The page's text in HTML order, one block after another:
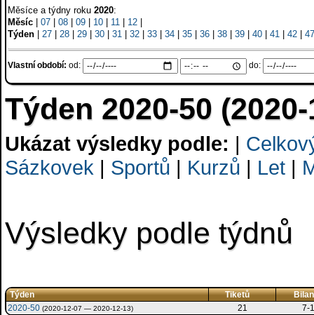
Měsíce a týdny roku 2020:
Měsíc
07 08 09 10 11 12
Týden
27 28 29 30 31 32 33 34 35 36 38 39 40 41 42 47
Vlastní období: od: do:
Týden 2020-50
Ukázat výsledky podle: |
Sázkovek | Sportů | Kurzů | Let |
Výsledky podle týdnů
Týden Tiketů
2020-50 (2020-12-07 — 2020-12-13) 21 7-